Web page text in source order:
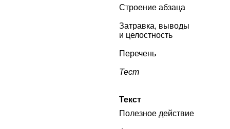
Строение абзаца
Затравка, выводы
и целостность
Перечень
Тест
Текст
Полезное действие